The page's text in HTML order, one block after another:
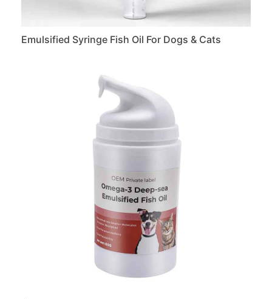
Emulsified Syringe Fish Oil For Dogs & Cats